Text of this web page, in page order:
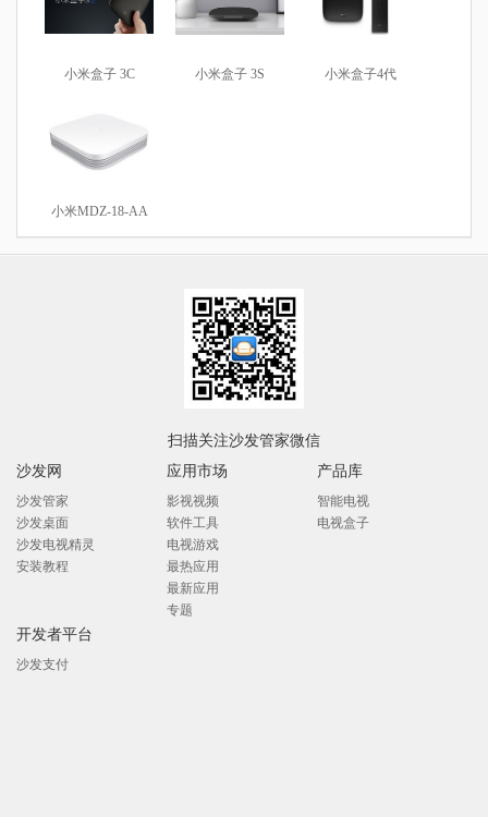
小米盒子 3C 小米盒子 3S 小米盒子4代
小米MDZ-18-AA
扫描关注沙发管家微信
沙发网
沙发管家
沙发桌面
沙发电视精灵
安装教程
应用市场
影视视频
软件工具
电视游戏
最热应用
最新应用
专题
产品库
智能电视
电视盒子
开发者平台
沙发支付